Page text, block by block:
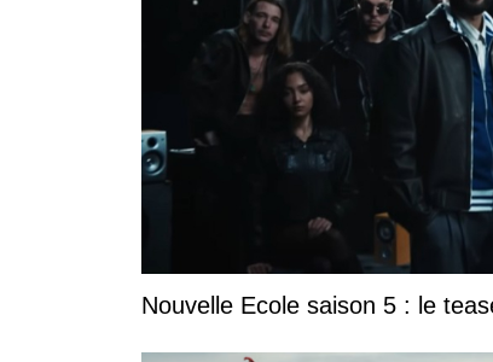
Nouvelle Ecole saison 5 : le